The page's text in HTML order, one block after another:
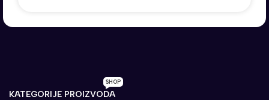
KATEGORIJE PROIZVODA
SHOP